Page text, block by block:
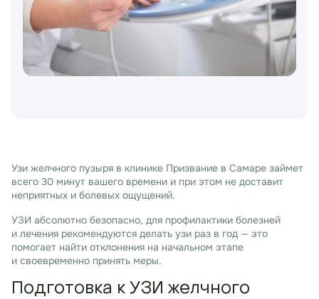
Узи желчного пузыря в клинике Призвание в Самаре займет
всего 30 минут вашего времени и при этом не доставит
неприятных и болевых ощущений.
УЗИ абсолютно безопасно, для профилактики болезней
и лечения рекомендуются делать узи раз в год — это
помогает найти отклонения на начальном этапе
и своевременно принять меры.
Подготовка к УЗИ желчного